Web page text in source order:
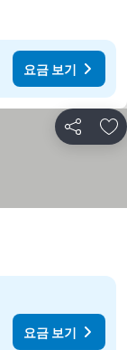
요금 보기
공유 즐
요금 보기